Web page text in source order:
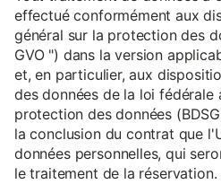
effectué conformément aux
général sur la protection des
GVO ") dans la version
et, en particulier, aux
des données de la loi fédérale
protection des données
la conclusion du contrat que
données personnelles, qui
le traitement de la réservation.